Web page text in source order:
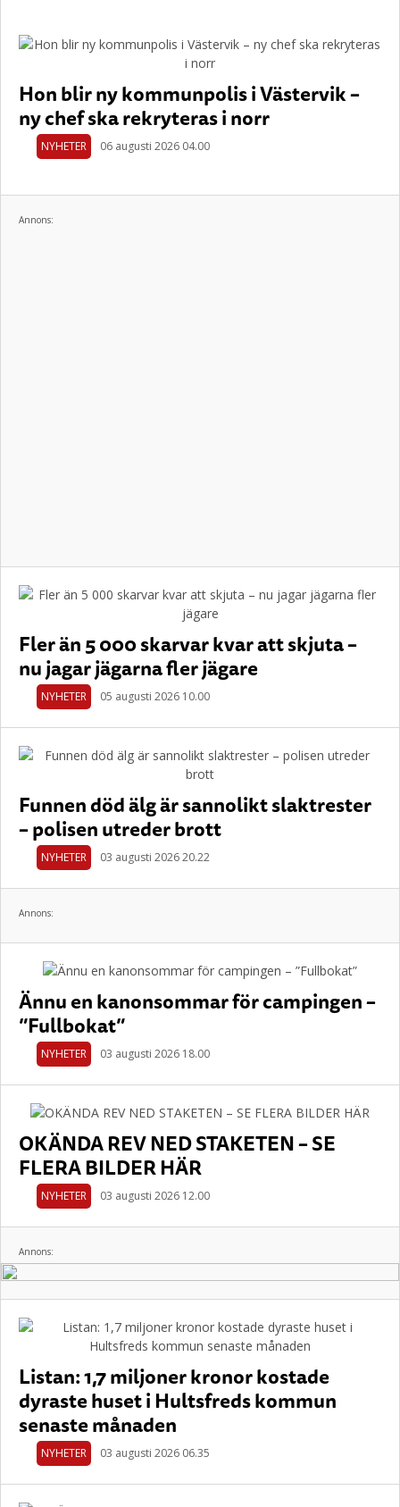
Hon blir ny kommunpolis i Västervik –
ny chef ska rekryteras i norr
NYHETER 06 augusti 2026 04.00
Annons:
Fler än 5 000 skarvar kvar att skjuta –
nu jagar jägarna fler jägare
NYHETER 05 augusti 2026 10.00
Funnen död älg är sannolikt slaktrester
– polisen utreder brott
NYHETER 03 augusti 2026 20.22
Annons:
Ännu en kanonsommar för campingen –
”Fullbokat”
NYHETER 03 augusti 2026 18.00
OKÄNDA REV NED STAKETEN – SE
FLERA BILDER HÄR
NYHETER 03 augusti 2026 12.00
Annons:
Listan: 1,7 miljoner kronor kostade
dyraste huset i Hultsfreds kommun
senaste månaden
NYHETER 03 augusti 2026 06.35